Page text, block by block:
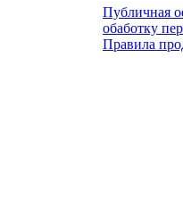
Публичная
обаботку
Правила